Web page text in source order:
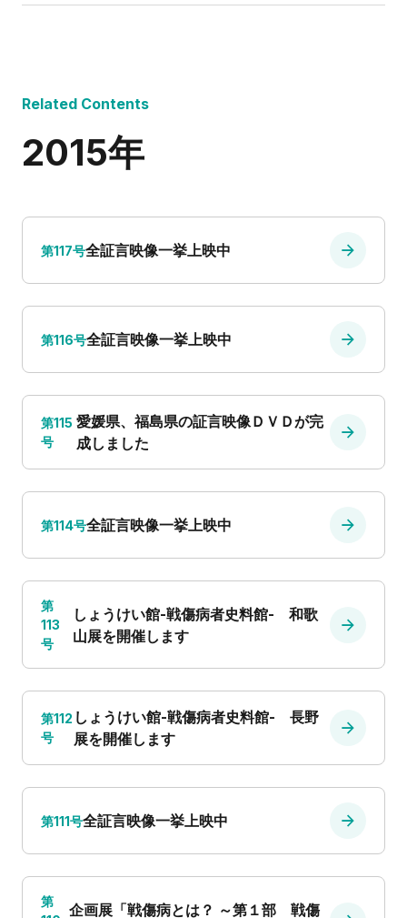
Related Contents
2015年
第117号全証言映像一挙上映中
第116号全証言映像一挙上映中
第115
号
愛媛県、福島県の証言映像ＤＶＤが完
成しました
第114号全証言映像一挙上映中
第
113
号
しょうけい館-戦傷病者史料館- 和歌
山展を開催します
第112
号
しょうけい館-戦傷病者史料館- 長野
展を開催します
第111号全証言映像一挙上映中
第
企画展「戦傷病とは？ ～第１部 戦傷